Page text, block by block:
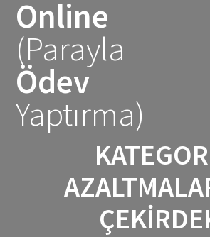
Online
(Parayla
Ödev
Yaptırma)